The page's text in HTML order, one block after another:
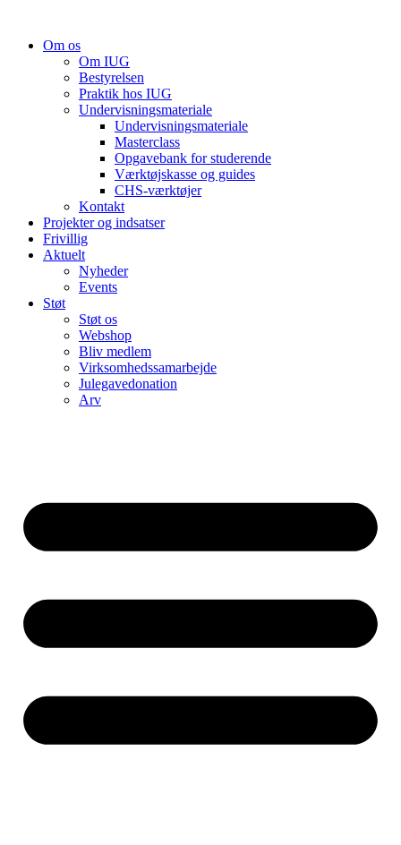
indholdOm os
Om IUG
Bestyrelsen
Praktik hos IUG
Undervisningsmateriale
Undervisningsmateriale
Masterclass
Opgavebank for studerende
Værktøjskasse og guides
CHS-værktøjer
Kontakt
Projekter og indsatser
Frivillig
Aktuelt
Nyheder
Events
Støt
Støt os
Webshop
Bliv medlem
Virksomhedssamarbejde
Julegavedonation
Arv